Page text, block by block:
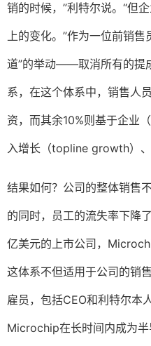
销的时候，”利特尔说。“但
上的变化。”作为一位前销
道”的举动——取消所有的提
系，在这个体系中，销售人
资，而其余10%则基于企业
入增长（topline growth）、
结果如何？公司的整体销售
的同时，员工的流失率下降
亿美元的上市公司，
这体系不但适用于公司的销
雇员，包括CEO和利特尔本
Microchip在长时间内成为半